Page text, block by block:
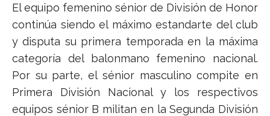
El equipo femenino sénior de División de Honor
continúa siendo el máximo estandarte del club
y disputa su primera temporada en la máxima
categoría del balonmano femenino nacional.
Por su parte, el sénior masculino compite en
Primera División Nacional y los respectivos
equipos sénior B militan en la Segunda División